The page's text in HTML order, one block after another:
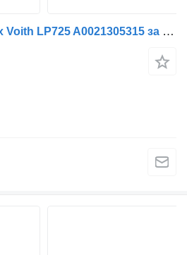
Компресор за въздух Voith LP725 A0021305315 за автобус Mercedes-Benz Citaro